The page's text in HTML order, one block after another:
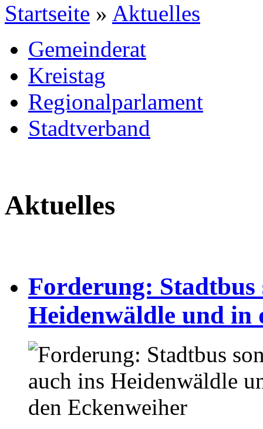
Startseite » Aktuelles
Gemeinderat
Kreistag
Regionalparlament
Stadtverband
Aktuelles
Forderung: Stadtbus
Heidenwäldle und in